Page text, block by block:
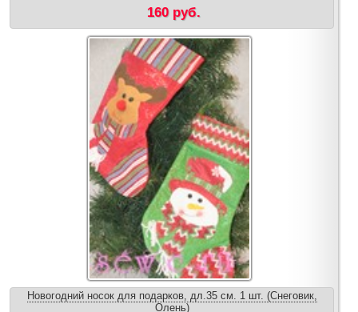
160 руб.
Новогодний носок для подарков, дл.35 см. 1 шт. (Снеговик,
Олень)